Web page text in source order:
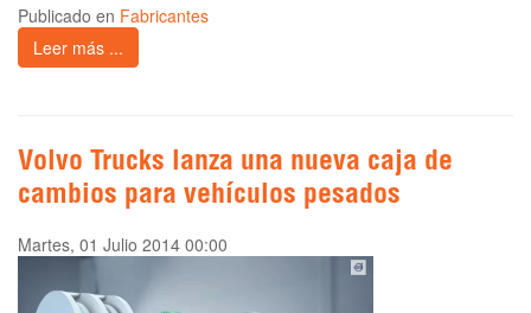
Publicado en Fabricantes
Leer más ...
Volvo Trucks lanza una nueva caja de
cambios para vehículos pesados
Martes, 01 Julio 2014 00:00